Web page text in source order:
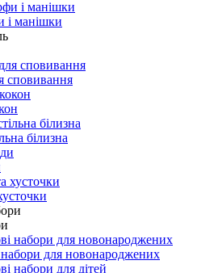
і манішки
білизна
для новонароджених